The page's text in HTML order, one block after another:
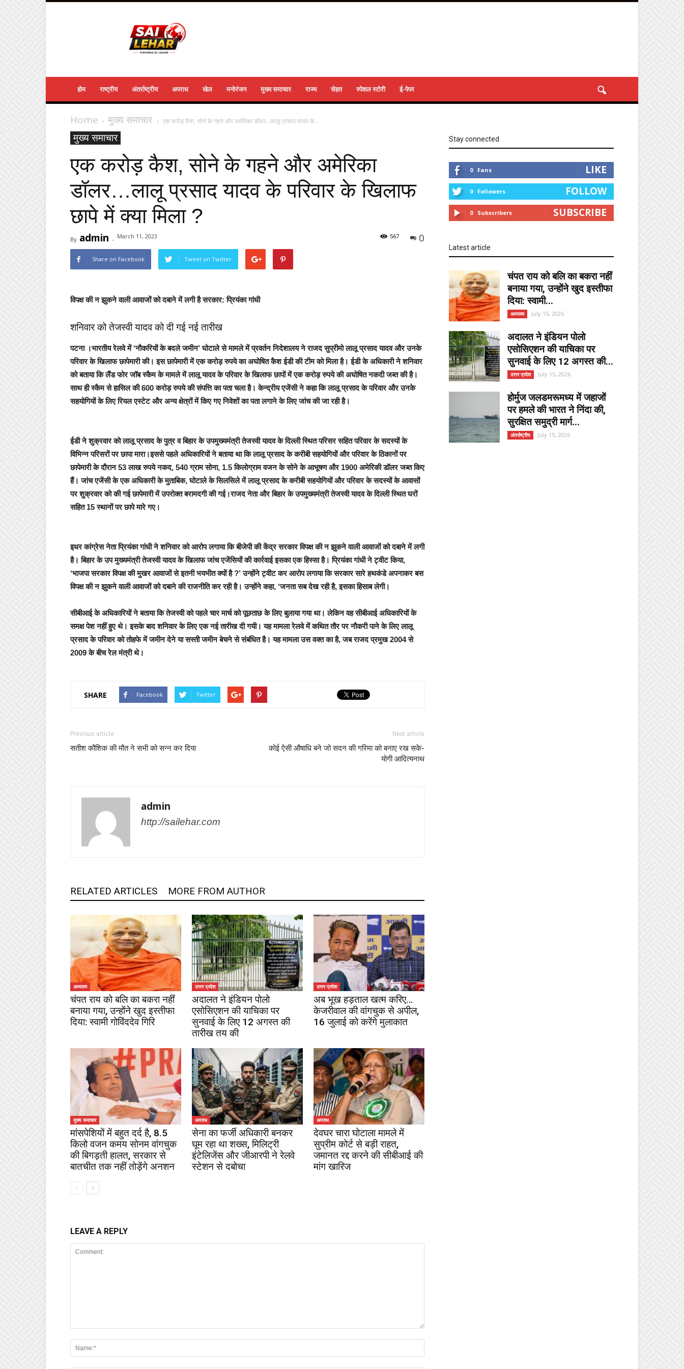
होम राष्ट्रीय अंतर्राष्ट्रीय अपराध खेल मनोरंजन मुख्य समाचार राज्य सेहत स्पेशल स्टोरी ई-पेपर
Home मुख्य समाचार एक करोड़ कैश, सोने के गहने और अमेरिका डॉलर…लालू प्रसाद यादव के...
मुख्य समाचार
एक करोड़ कैश, सोने के गहने और अमेरिका
डॉलर…लालू प्रसाद यादव के परिवार के खिलाफ
छापे में क्या मिला ?
By admin - March 11, 2023 0
567
Share on Facebook Tweet on Twitter
विपक्ष की न झुकने वाली आवाजों को दबाने में लगी है सरकार: प्रियंका गांधी
शनिवार को तेजस्वी यादव को दी गई नई तारीख
पटना।भारतीय रेलवे में ‘नौकरियों के बदले जमीन’ घोटाले से मामले में प्रवर्तन निदेशालय ने राजद सुप्रीमो लालू प्रसाद यादव और उनके
परिवार के खिलाफ छापेमारी की। इस छापेमारी में एक करोड़ रुपये का अघोषित कैश ईडी की टीम को मिला है। ईडी के अधिकारी ने शनिवार
को बताया कि लैंड फोर जॉब स्कैम के मामले में लालू यादव के परिवार के खिलाफ छापों में एक करोड़ रुपये की अघोषित नकदी जब्त की है।
साथ ही स्कैम से हासिल की 600 करोड़ रुपये की संपत्ति का पता चला है। केन्द्रीय एजेंसी ने कहा कि लालू प्रसाद के परिवार और उनके
सहयोगियों के लिए रियल एस्टेट और अन्य क्षेत्रों में किए गए निवेशों का पता लगाने के लिए जांच की जा रही है।
ईडी ने शुक्रवार को लालू प्रसाद के पुत्र व बिहार के उपमुख्यमंत्री तेजस्वी यादव के दिल्ली स्थित परिसर सहित परिवार के सदस्यों के
विभिन्न परिसरों पर छापा मारा।इससे पहले अधिकारियों ने बताया था कि लालू प्रसाद के करीबी सहयोगियों और परिवार के ठिकानों पर
छापेमारी के दौरान 53 लाख रुपये नकद, 540 ग्राम सोना, 1.5 किलोग्राम वजन के सोने के आभूषण और 1900 अमेरिकी डॉलर जब्त किए
हैं। जांच एजेंसी के एक अधिकारी के मुताबिक, घोटाले के सिलसिले में लालू प्रसाद के करीबी सहयोगियों और परिवार के सदस्यों के आवासों
पर शुक्रवार को की गई छापेमारी में उपरोक्त बरामदगी की गई।राजद नेता और बिहार के उपमुख्यमंत्री तेजस्वी यादव के दिल्ली स्थित घरों
सहित 15 स्थानों पर छापे मारे गए।
इधर कांग्रेस नेता प्रियंका गांधी ने शनिवार को आरोप लगाया कि बीजेपी की केंद्र सरकार विपक्ष की न झुकने वाली आवाजों को दबाने में लगी
है। बिहार के उप मुख्यमंत्री तेजस्वी यादव के खिलाफ जांच एजेंसियों की कार्रवाई इसका एक हिस्सा है। प्रियंका गांधी ने ट्वीट किया,
‘भाजपा सरकार विपक्ष की मुखर आवाजों से इतनी भयभीत क्यों है ?’ उन्होंने ट्वीट कर आरोप लगाया कि सरकार सारे हथकंडे अपनाकर बस
विपक्ष की न झुकने वाली आवाजों को दबाने की राजनीति कर रही है। उन्होंने कहा, ‘जनता सब देख रही है, इसका हिसाब लेगी।
सीबीआई के अधिकारियों ने बताया कि तेजस्वी को पहले चार मार्च को पूछताछ के लिए बुलाया गया था। लेकिन वह सीबीआई अधिकारियों के
समक्ष पेश नहीं हुए थे। इसके बाद शनिवार के लिए एक नई तारीख दी गयी। यह मामला रेलवे में कथित तौर पर नौकरी पाने के लिए लालू
प्रसाद के परिवार को तोहफे में जमीन देने या सस्ती जमीन बेचने से संबंधित है। यह मामला उस वक्त का है, जब राजद प्रमुख 2004 से
2009 के बीच रेल मंत्री थे।
SHARE Facebook Twitter
Previous article
सतीश कौशिक की मौत ने सभी को सन्न कर दिया
Next article
कोई ऐसी औषाधि बने जो सदन की गरिमा को बनाए रख सके-
योगी आदित्यनाथ
admin
http://sailehar.com
RELATED ARTICLES MORE FROM AUTHOR
अध्यात्म
चंपत राय को बलि का बकरा नहीं
बनाया गया, उन्होंने खुद इस्तीफा
दिया: स्वामी गोविंददेव गिरि
उत्तर प्रदेश
अदालत ने इंडियन पोलो
एसोसिएशन की याचिका पर
सुनवाई के लिए 12 अगस्त की
तारीख तय की
उत्तर प्रदेश
अब भूख हड़ताल खत्म करिए…
केजरीवाल की वांगचुक से अपील,
16 जुलाई को करेंगे मुलाकात
मुख्य समाचार
मांसपेशियों में बहुत दर्द है, 8.5
किलो वजन कमय सोनम वांगचुक
की बिगड़ती हालत, सरकार से
बातचीत तक नहीं तोड़ेंगे अनशन
अपराध
सेना का फर्जी अधिकारी बनकर
घूम रहा था शख्स, मिलिट्री
इंटेलिजेंस और जीआरपी ने रेलवे
स्टेशन से दबोचा
अपराध
देवघर चारा घोटाला मामले में
सुप्रीम कोर्ट से बड़ी राहत,
जमानत रद्द करने की सीबीआई की
मांग खारिज
LEAVE A REPLY
Stay connected
0 Fans LIKE
0 Followers FOLLOW
0 Subscribers SUBSCRIBE
Latest article
चंपत राय को बलि का बकरा नहीं
बनाया गया, उन्होंने खुद इस्तीफा
दिया: स्वामी...
अध्यात्म July 15, 2026
अदालत ने इंडियन पोलो
एसोसिएशन की याचिका पर
सुनवाई के लिए 12 अगस्त की...
उत्तर प्रदेश July 15, 2026
होर्मुज जलडमरूमध्य में जहाजों
पर हमले की भारत ने निंदा की,
सुरक्षित समुद्री मार्ग...
अंतर्राष्ट्रीय July 15, 2026